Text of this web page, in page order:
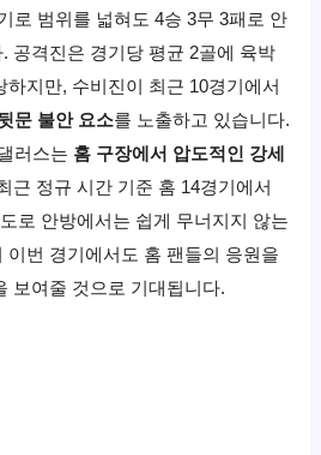
로 범위를 넓혀도 4승 3무 3패로 안
공격진은 경기당 평균 2골에 육박
지만, 수비진이 최근 10경기에서
문 불안 요소를 노출하고 있습니다.
러스는 홈 구장에서 압도적인 강세
근 정규 시간 기준 홈 14경기에서
로 안방에서는 쉽게 무너지지 않는
이번 경기에서도 홈 팬들의 응원을
보여줄 것으로 기대됩니다.